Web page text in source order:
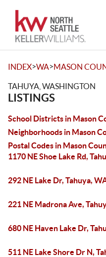
INDEX>WA>MASON
TAHUYA, WASHINGTON
LISTINGS
School Districts in Mason
Neighborhoods in Mason
Postal Codes in Mason
1170 NE Shoe Lake Rd,
292 NE Lake Dr, Tahuya,
221 NE Madrona Ave,
680 NE Haven Lake Dr,
511 NE Lake Shore Dr N,